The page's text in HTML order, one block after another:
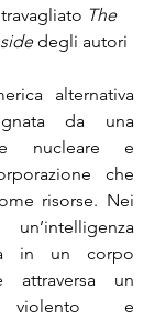
The
degli autori
alternativa
da una
nucleare e
che
risorse. Nei
in un corpo
attraversa un
violento e